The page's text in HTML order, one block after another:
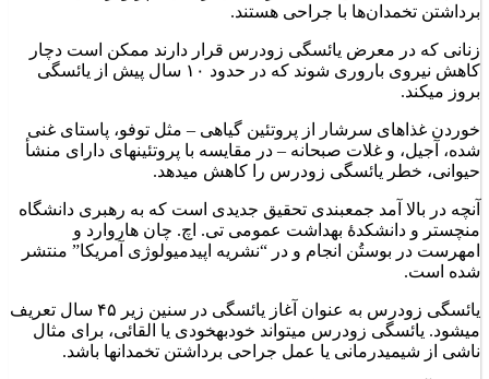
برداشتن تخمدان‌ها با جراحی هستند.
زنانی که در معرض یائسگی زودرس قرار دارند ممکن است دچار
کاهش نیروی باروری شوند که در حدود ۱۰ سال پیش از یائسگی
بروز می‎کند.
خوردن غذاهای سرشار از پروتئین گیاهی – مثل توفو، پاستای غنی
شده، آجیل، و غلات صبحانه – در مقایسه با پروتئین‎های دارای منشأ
حیوانی، خطر یائسگی زودرس را کاهش می‎دهد.
آنچه در بالا آمد جمع‎بندی تحقیق جدیدی است که به رهبری دانشگاه
منچستر و دانشکدۀ بهداشت عمومی تی. اچ. چان هاروارد و
امهرست در بوستُن انجام و در “نشریه اپیدمیولوژی آمریکا” منتشر
شده است.
یائسگی زودرس به عنوان آغاز یائسگی در سنین زیر ۴۵ سال تعریف
می‎شود. یائسگی زودرس می‎تواند خودبه‎خودی یا القائی، برای مثال
ناشی از شیمی‎درمانی یا عمل جراحی برداشتن تخمدان‎ها باشد.